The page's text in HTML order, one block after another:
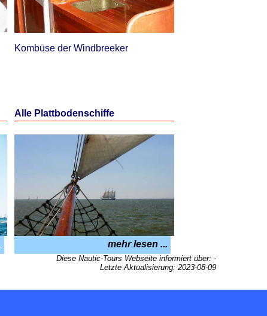
Kombüse der Windbreeker
Alle Plattbodenschiffe
mehr lesen ...
Diese Nautic-Tours Webseite informiert über: -
Letzte Aktualisierung: 2023-08-09